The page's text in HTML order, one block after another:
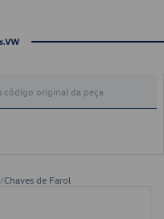
/Chaves de Farol